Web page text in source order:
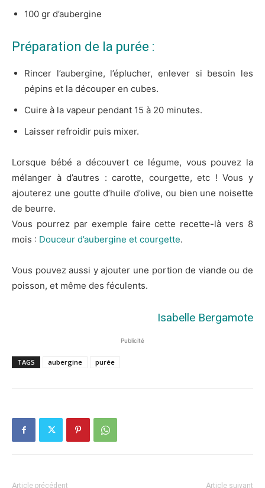
100 gr d’aubergine
Préparation de la purée :
Rincer l’aubergine, l’éplucher, enlever si besoin les
pépins et la découper en cubes.
Cuire à la vapeur pendant 15 à 20 minutes.
Laisser refroidir puis mixer.
Lorsque bébé a découvert ce légume, vous pouvez la
mélanger à d’autres : carotte, courgette, etc ! Vous y
ajouterez une goutte d’huile d’olive, ou bien une noisette
de beurre.
Vous pourrez par exemple faire cette recette-là vers 8
mois : Douceur d’aubergine et courgette.
Vous pouvez aussi y ajouter une portion de viande ou de
poisson, et même des féculents.
Isabelle Bergamote
Publicité
TAGS aubergine purée
Article précédent Article suivant